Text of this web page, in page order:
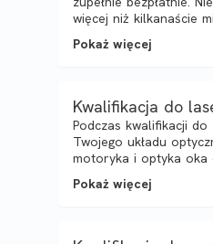
więcej niż kilkanaście
Pokaż więcej
Kwalifikacja do
Podczas kwalifikacji
Twojego układu
motoryka i optyka oka
Pokaż więcej